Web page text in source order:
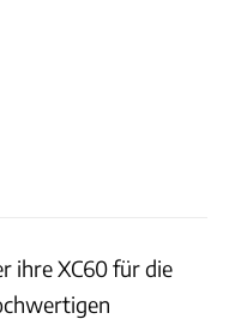
ihre XC60 für die